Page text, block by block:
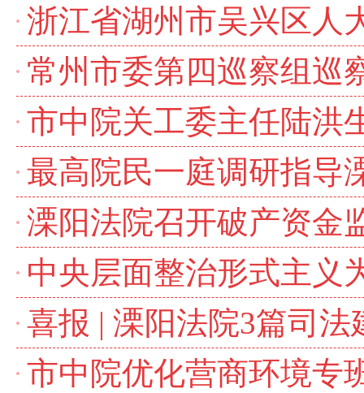
浙江省湖州市吴兴区人
常州市委第四巡察组巡
市中院关工委主任陆洪
最高院民一庭调研指导
溧阳法院召开破产资金
中央层面整治形式主义
喜报 | 溧阳法院3篇司法
市中院优化营商环境专